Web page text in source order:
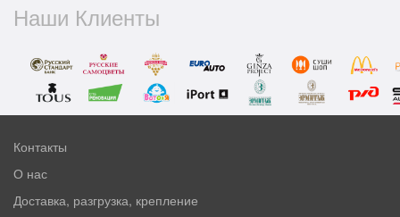
Наши Клиенты
Контакты
О нас
Доставка, разгрузка, крепление